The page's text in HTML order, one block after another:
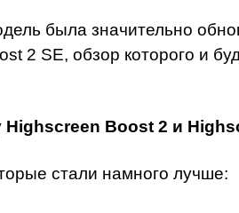
была значительно
2 SE, обзор которого и
Boost 2 и
стали намного лучше: